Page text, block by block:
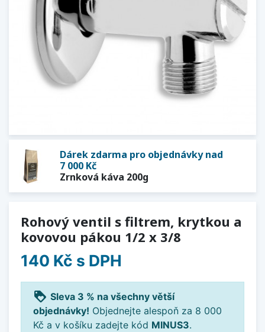
Dárek zdarma pro objednávky nad
7 000 Kč
Zrnková káva 200g
Rohový ventil s filtrem, krytkou a
kovovou pákou 1/2 x 3/8
140 Kč s DPH
loyalty Sleva 3 % na všechny větší
objednávky! Objednejte alespoň za 8 000
Kč a v košíku zadejte kód MINUS3.